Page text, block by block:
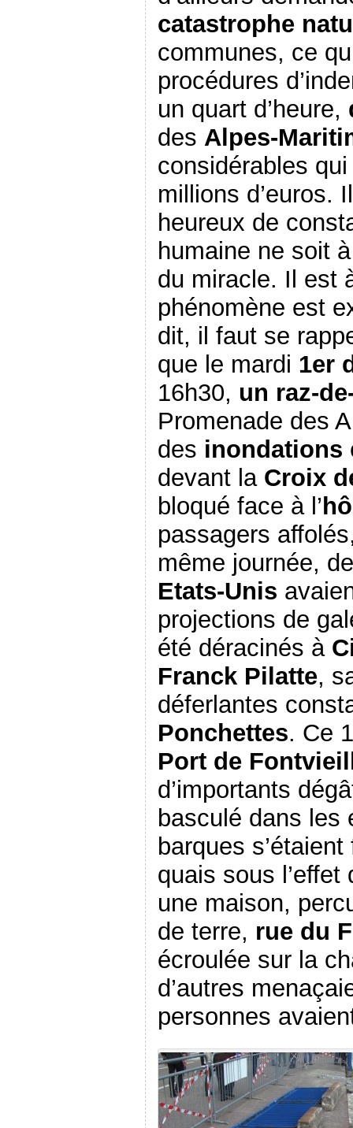
catastrophe
communes, ce
procédures
un quart d’heure,
des Alpes-
considérables
millions d’euros.
heureux de
humaine ne soit
du miracle. Il est
phénomène est
dit, il faut se
que le mardi 1er
16h30, un raz-
Promenade des
des inondations
devant la Croix
bloqué face à l’
passagers
même journée,
Etats-Unis
projections de
été déracinés à
Franck Pilatte,
déferlantes
Ponchettes. Ce
Port de
d’importants
basculé dans les
barques
quais sous
une maison,
de terre, rue du
écroulée sur la
d’autres
personnes